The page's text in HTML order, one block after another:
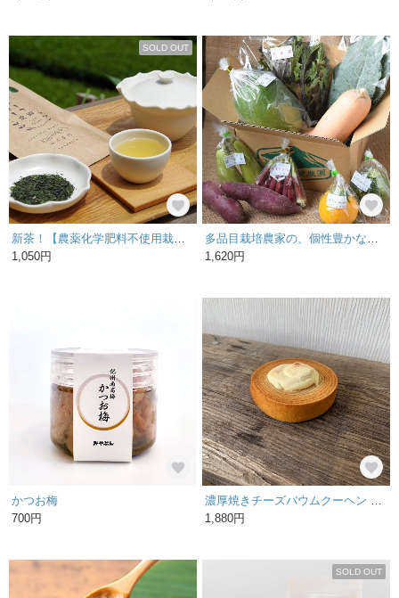
SOLD OUT
1,050円
1,620円
かつお梅
700円
1,880円
SOLD OUT